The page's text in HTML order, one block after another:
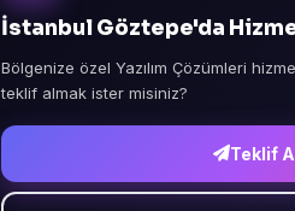
İstanbul Göztepe'da
Bölgenize özel Yazılım Çözümleri
teklif almak ister misiniz?
Teklif